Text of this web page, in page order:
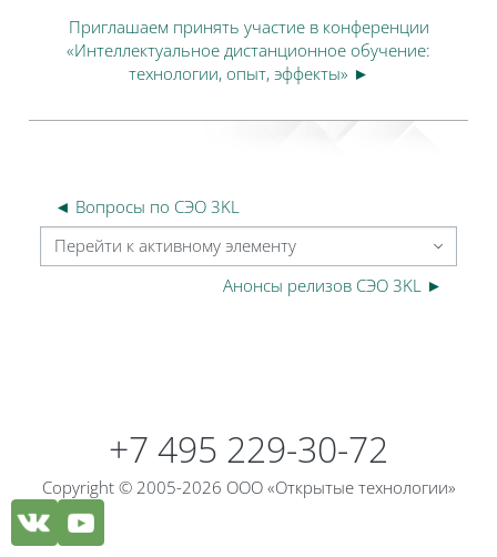
Приглашаем принять участие в конференции
«Интеллектуальное дистанционное обучение:
технологии, опыт, эффекты» ►
◄ Вопросы по СЭО 3KL
Перейти к активному элементу
Анонсы релизов СЭО 3KL ►
+7 495 229-30-72
Copyright © 2005-2026 ООО «Открытые технологии»